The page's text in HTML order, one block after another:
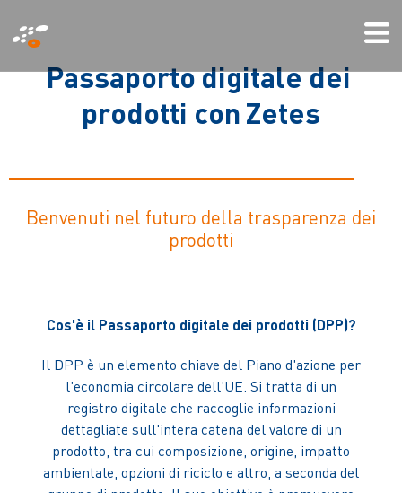
al
contenuto
principale
Passaportodigitaledei
prodotti con Zetes
Benvenuti nel futuro della trasparenza dei
prodotti
Cos'è il Passaporto digitale dei prodotti (DPP)?
Il DPP è un elemento chiave del Piano d'azione per
l'economia circolare dell'UE. Si tratta di un
registro digitale che raccoglie informazioni
dettagliate sull'intera catena del valore di un
prodotto, tra cui composizione, origine, impatto
ambientale, opzioni di riciclo e altro, a seconda del